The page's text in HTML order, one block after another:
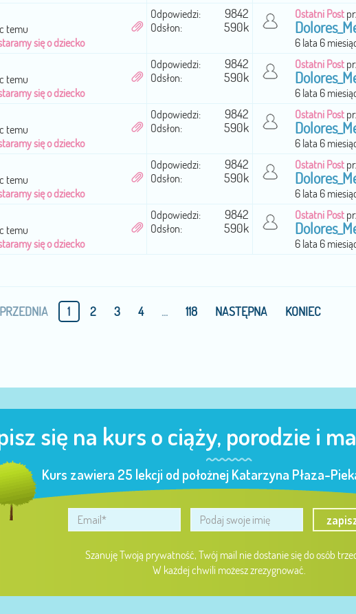
temu
się o dziecko
Odpowiedzi: 9842
Odsłon: 590k
Ostatni Post
6 lata 6
temu
się o dziecko
Odpowiedzi: 9842
Odsłon: 590k
Ostatni Post
6 lata 6
temu
się o dziecko
Odpowiedzi: 9842
Odsłon: 590k
Ostatni Post
6 lata 6
temu
się o dziecko
Odpowiedzi: 9842
Odsłon: 590k
Ostatni Post
6 lata 6
temu
się o dziecko
Odpowiedzi: 9842
Odsłon: 590k
Ostatni Post
6 lata 6
1 2 3 4 ... 118 NASTĘPNA KONIEC
się na kurs o ciąży, porodzie i
Kurs zawiera 25 lekcji od położnej Katarzyna Płaza-
Szanuję Twoją prywatność, Twój mail nie dostanie się do osób
W każdej chwili możesz zrezygnować.